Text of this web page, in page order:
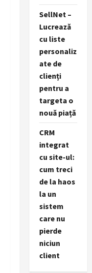
SellNet –
Lucrează
cu liste
personaliz
ate de
clienți
pentru a
targeta o
nouă piață
CRM
integrat
cu site-ul:
cum treci
de la haos
la un
sistem
care nu
pierde
niciun
client